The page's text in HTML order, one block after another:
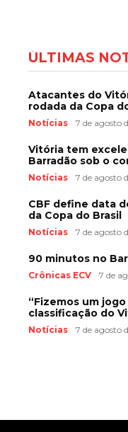
ÚLTIMAS
Atacantes do
rodada da Copa
Notícias 7 de agosto
Vitória tem
Barradão sob o
Notícias 7 de agosto
CBF define data
da Copa do Brasil
Notícias 7 de agosto
90 minutos no
Crônicas ECV 7 de
“Fizemos um
classificação do
Notícias 7 de agosto